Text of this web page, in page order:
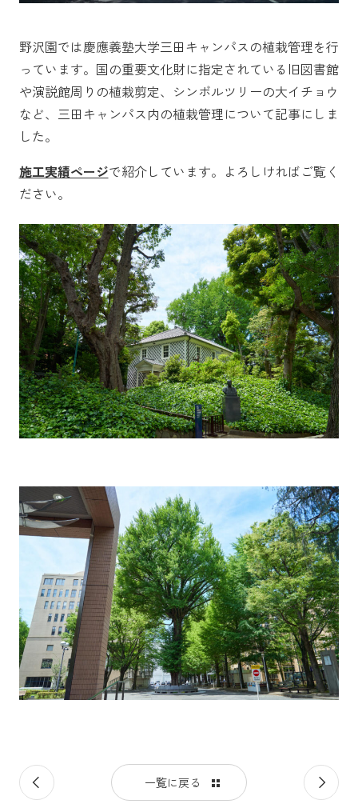
野沢園では慶應義塾大学三田キャンパスの植栽管理を行
っています。国の重要文化財に指定されている旧図書館
や演説館周りの植栽剪定、シンボルツリーの大イチョウ
など、三田キャンパス内の植栽管理について記事にしま
した。
施工実績ページで紹介しています。よろしければご覧く
ださい。
前
の
一覧に戻る
次
の